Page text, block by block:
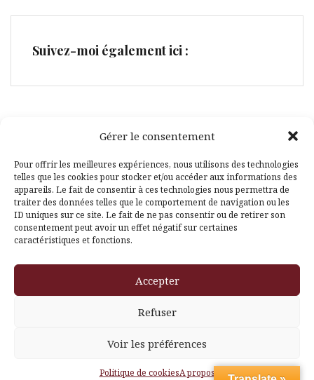
Gérer le consentement
Pour offrir les meilleures expériences, nous utilisons des technologies
telles que les cookies pour stocker et/ou accéder aux informations des
appareils. Le fait de consentir à ces technologies nous permettra de
traiter des données telles que le comportement de navigation ou les
ID uniques sur ce site. Le fait de ne pas consentir ou de retirer son
consentement peut avoir un effet négatif sur certaines
caractéristiques et fonctions.
Accepter
Refuser
Voir les préférences
Politique de cookiesA propos
Suivez-moi également ici :
Facebook
Pinterest
Themeisle